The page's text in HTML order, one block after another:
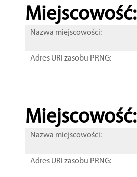
Miejscowość:
Nazwa miejscowości:
Adres URI zasobu PRNG:
Miejscowość:
Nazwa miejscowości:
Adres URI zasobu PRNG: